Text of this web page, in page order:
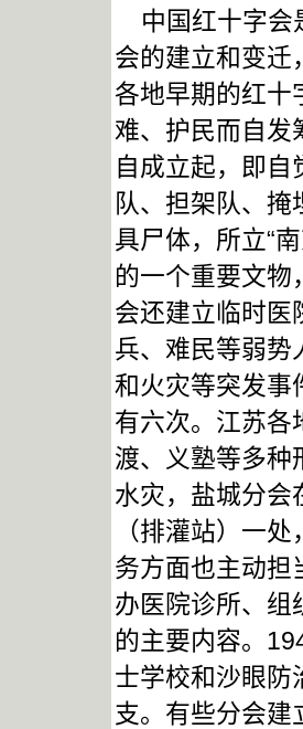
中国红十字会
会的建立和变迁
各地早期的红十
难、护民而自发
自成立起，即
队、担架队、
具尸体，所立“
的一个重要文物
会还建立临时医
兵、难民等弱势
和火灾等突发事
有六次。江苏各
渡、义塾等多种
水灾，盐城分会
（排灌站）一
务方面也主动担
办医院诊所、组
的主要内容。
士学校和沙眼防
支。有些分会建